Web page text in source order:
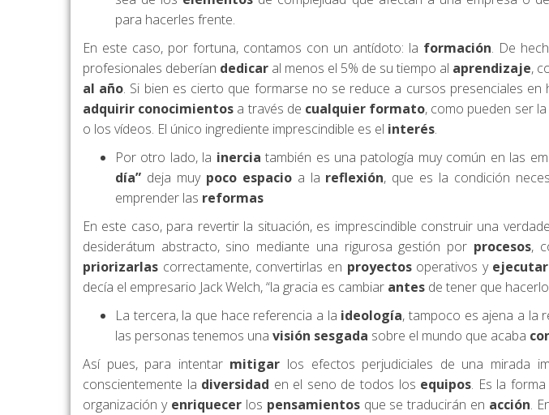
para hacerles frente.
En este caso, por fortuna, contamos con un antídoto: la formación. De
profesionales deberían dedicar al menos el 5% de su tiempo al aprendizaje,
al año. Si bien es cierto que formarse no se reduce a cursos presenciales
adquirir conocimientos a través de cualquier formato, como pueden ser
o los vídeos. El único ingrediente imprescindible es el interés.
Por otro lado, la inercia también es una patología muy común en las
día” deja muy poco espacioa la reflexión, que es la condición
emprender las reformas
En este caso, para revertir la situación, es imprescindible construir una
desiderátum abstracto, sino mediante una rigurosa gestión por procesos,
priorizarlas correctamente, convertirlas en proyectos operativos y
decía el empresario Jack Welch, “la gracia es cambiar antes de tener que
La tercera, la que hace referencia a la ideología, tampoco es ajena a la
las personas tenemos una visión sesgada sobre el mundo que acaba
Así pues, para intentar mitigar los efectos perjudiciales de una mirada
conscientemente la diversidad en el seno de todos los equipos. Es la
organización y enriquecerlos pensamientosque se traducirán en acción.